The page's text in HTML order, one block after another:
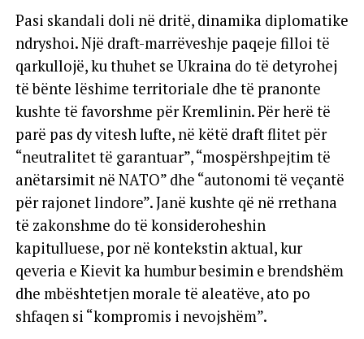
Pasi skandali doli në dritë, dinamika diplomatike
ndryshoi. Një draft-marrëveshje paqeje filloi të
qarkullojë, ku thuhet se Ukraina do të detyrohej
të bënte lëshime territoriale dhe të pranonte
kushte të favorshme për Kremlinin. Për herë të
parë pas dy vitesh lufte, në këtë draft flitet për
“neutralitet të garantuar”, “mospërshpejtim të
anëtarsimit në NATO” dhe “autonomi të veçantë
për rajonet lindore”. Janë kushte që në rrethana
të zakonshme do të konsideroheshin
kapitulluese, por në kontekstin aktual, kur
qeveria e Kievit ka humbur besimin e brendshëm
dhe mbështetjen morale të aleatëve, ato po
shfaqen si “kompromis i nevojshëm”.